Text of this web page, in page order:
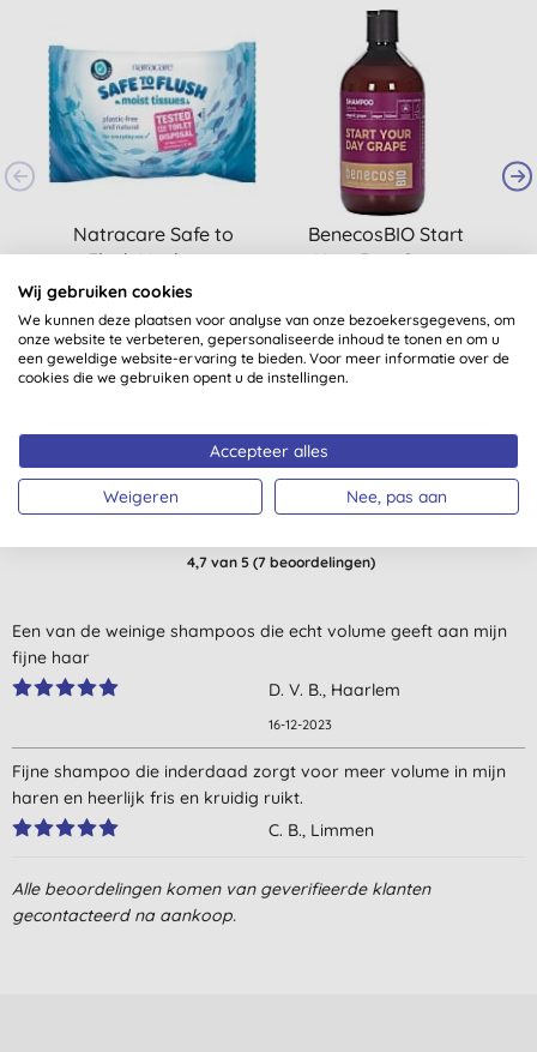
Natracare Safe to
Flush Vochtige
Doekjes(
€ 2,85 KOPEN
BenecosBIO Start
Your Day Grape
€ 8,50
KOPEN
Klantbeoordelingen
4,7van 5 (7 beoordelingen)
Een van de weinige shampoos die echt volume geeft aan mijn
fijne haar
D. V. B., Haarlem
16-12-2023
Fijne shampoo die inderdaad zorgt voor meer volume in mijn
haren en heerlijk fris en kruidig ruikt.
C. B., Limmen
Prettige shampoo, makkelijk in gebruik
Alle beoordelingen komen van geverifieerde klanten
gecontacteerd na aankoop.
Wij gebruiken cookies
We kunnen deze plaatsen voor analyse van onze bezoekersgegevens, om
onze website te verbeteren, gepersonaliseerde inhoud te tonen en om u
een geweldige website-ervaring te bieden. Voor meer informatie over de
cookies die we gebruiken opent u de instellingen.
Accepteer alles
Weigeren Nee, pas aan